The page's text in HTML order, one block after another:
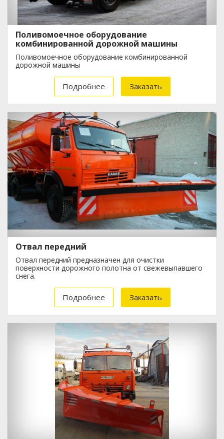
Поливомоечное оборудование
комбинированной дорожной машины
Поливомоечное оборудование комбинированной
дорожной машины
Подробнее Заказать
Отвал передний
Отвал передний предназначен для очистки
поверхности дорожного полотна от свежевыпавшего
снега.
Подробнее Заказать